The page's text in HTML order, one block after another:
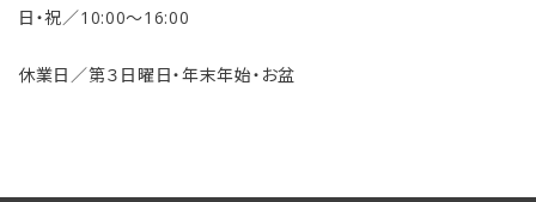
日・祝／10:00〜16:00
休業日／第３日曜日・年末年始・お盆